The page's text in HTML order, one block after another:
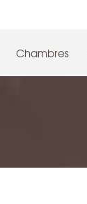
Chambres